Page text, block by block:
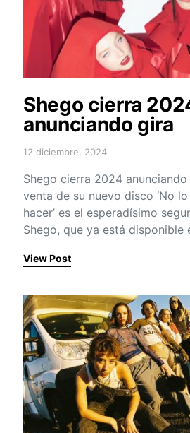
Shego cierra
anunciando gira
Posted on
12 diciembre, 2024
Shego cierra 2024
venta de su nuevo disco ‘No
hacer’ es el esperadísimo
Shego, que ya está disponible
View Post